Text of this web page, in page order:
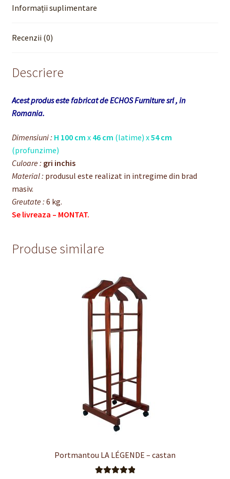
Informații suplimentare
Recenzii (0)
Descriere
Acest produs este fabricat de ECHOS Furniture srl , in
Romania.
Dimensiuni : H 100 cm x 46 cm (latime) x54 cm
(profunzime)
Culoare : gri inchis
Material : produsul este realizat in intregime din brad
masiv.
Greutate : 6 kg.
Se livreaza – MONTAT.
Produse similare
Portmantou LA LÉGENDE – castan